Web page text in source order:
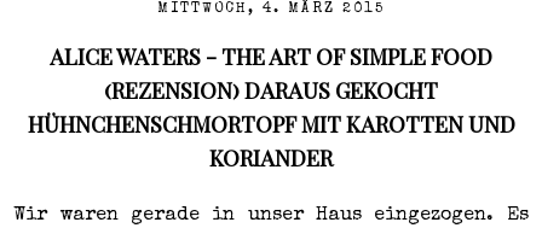
MITTWOCH, 4. MÄRZ 2015
ALICE WATERS - THE ART OF SIMPLE FOOD
(REZENSION) DARAUS GEKOCHT
HÜHNCHENSCHMORTOPF MIT KAROTTEN UND
KORIANDER
Wir waren gerade in unser Haus eingezogen. Es